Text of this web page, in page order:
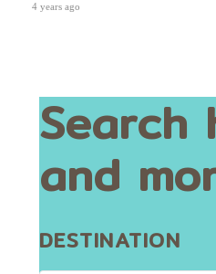
4 years ago
Search
and
DESTINATION